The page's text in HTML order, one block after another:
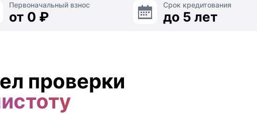
Первоначальный взнос
от 0 ₽
Срок кредитования
до 5 лет
проверки